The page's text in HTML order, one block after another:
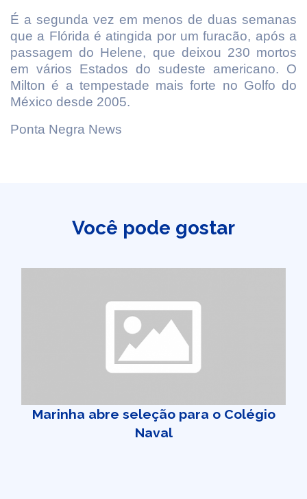
É a segunda vez em menos de duas semanas
que a Flórida é atingida por um furacão, após a
passagem do Helene, que deixou 230 mortos
em vários Estados do sudeste americano. O
Milton é a tempestade mais forte no Golfo do
México desde 2005.
Ponta Negra News
Você pode gostar
Marinha abre seleção para o Colégio
Naval